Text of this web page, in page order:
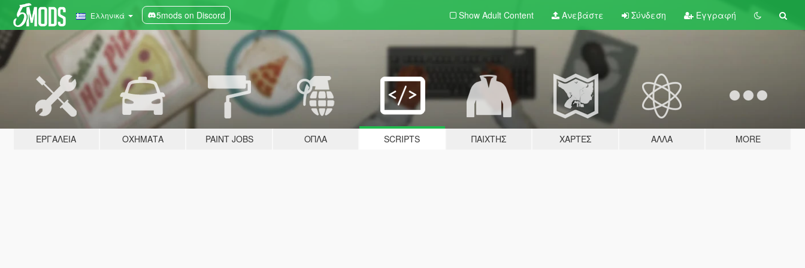
Ελληνικά 5mods on Discord Show Adult Content Ανεβάστε Σύνδεση Εγγραφή
ΕΡΓΑΛΕΊΑ ΟΧΉΜΑΤΑ PAINT JOBS ΌΠΛΑ SCRIPTS ΠΑΊΧΤΗΣ ΧΆΡΤΕΣ ΆΛΛΑ MORE